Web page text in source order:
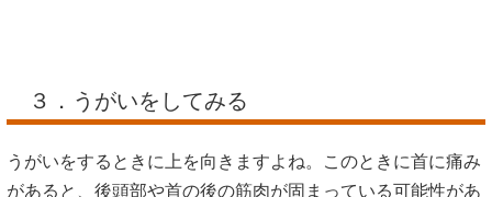
３．うがいをしてみる
うがいをするときに上を向きますよね。このときに首に痛み
があると、後頭部や首の後の筋肉が固まっている可能性があ